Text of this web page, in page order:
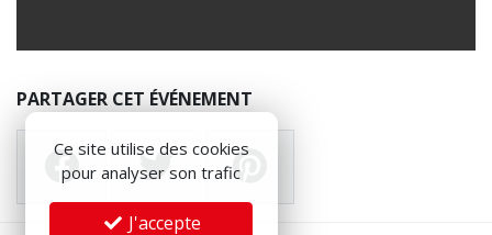
PARTAGER CET ÉVÉNEMENT
Ce site utilise des cookies
pour analyser son trafic
J'accepte